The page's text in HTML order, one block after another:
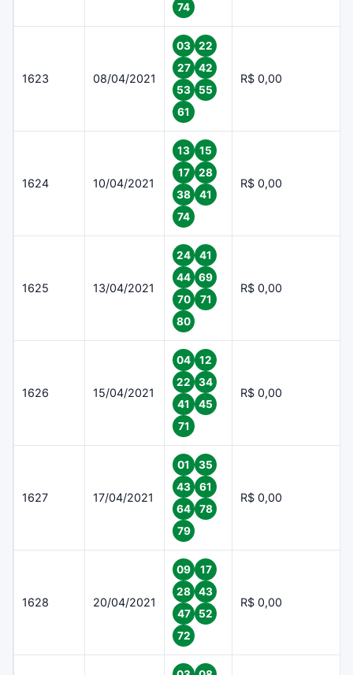
74
1623 08/04/2021
03
22
27
42
53
55
61
R$ 0,00
1624 10/04/2021
13
15
17
28
38
41
74
R$ 0,00
1625 13/04/2021
24
41
44
69
70
71
80
R$ 0,00
1626 15/04/2021
04
12
22
34
41
45
71
R$ 0,00
1627 17/04/2021
01
35
43
61
64
78
79
R$ 0,00
1628 20/04/2021
09
17
28
43
47
52
72
R$ 0,00